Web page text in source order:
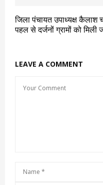
जिला पंचायत उपाध्यक्ष कैलाश
पहल से दर्जनों ग्रामों को
LEAVE A COMMENT